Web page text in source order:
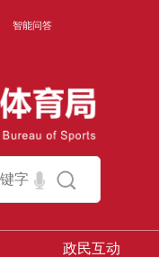
智能问答
政民互动